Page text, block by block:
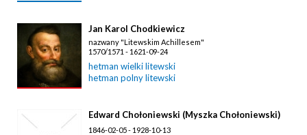
Jan Karol Chodkiewicz
nazwany "Litewskim Achillesem"
1570/1571 - 1621-09-24
hetman wielki litewski
hetman polny litewski
Edward Chołoniewski (Myszka Chołoniewski)
1846-02-05 - 1928-10-13